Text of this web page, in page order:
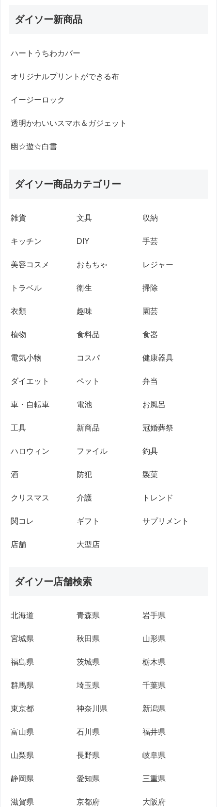
ダイソー新商品
ハートうちわカバー
オリジナルプリントができる布
イージーロック
透明かわいいスマホ＆ガジェット
幽☆遊☆白書
ダイソー商品カテゴリー
雑貨 文具 収納
キッチン DIY 手芸
美容コスメ おもちゃ レジャー
トラベル 衛生 掃除
衣類 趣味 園芸
植物 食料品 食器
電気小物 コスパ 健康器具
ダイエット ペット 弁当
車・自転車 電池 お風呂
工具 新商品 冠婚葬祭
ハロウィン ファイル 釣具
酒 防犯 製菓
クリスマス 介護 トレンド
関コレ ギフト サプリメント
店舗 大型店
ダイソー店舗検索
北海道 青森県 岩手県
宮城県 秋田県 山形県
福島県 茨城県 栃木県
群馬県 埼玉県 千葉県
東京都 神奈川県 新潟県
富山県 石川県 福井県
山梨県 長野県 岐阜県
静岡県 愛知県 三重県
滋賀県 京都府 大阪府